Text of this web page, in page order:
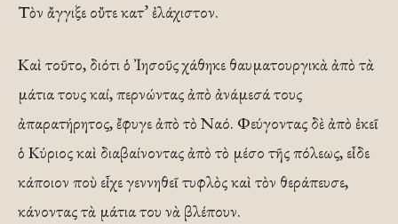
Τὸν ἄγγιξε οὔτε κατ’ ἐλάχιστον.
Καὶ τοῦτο, διότι ὁ Ἰησοῦς χάθηκε θαυματουργικὰ ἀπὸ τὰ
μάτια τους καί, περνώντας ἀπὸ ἀνάμεσά τους
ἀπαρατήρητος, ἔφυγε ἀπὸ τὸ Ναό. Φεύγοντας δὲ ἀπὸ ἐκεῖ
ὁ Κύριος καὶ διαβαίνοντας ἀπὸ τὸ μέσο τῆς πόλεως, εἶδε
κάποιον ποὺ εἶχε γεννηθεῖ τυφλὸς καὶ τὸν θεράπευσε,
κάνοντας τὰ μάτια του νὰ βλέπουν.